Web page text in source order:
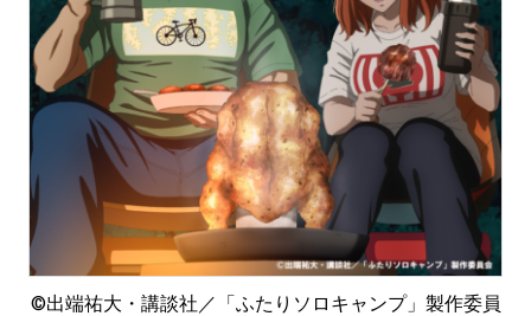
©出端祐大・講談社／「ふたりソロキャンプ」製作委員